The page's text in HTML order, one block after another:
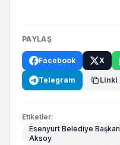
PAYLAŞ
Facebook X
Telegram Linki
Etiketler:
Esenyurt Belediye Başkan
Aksoy